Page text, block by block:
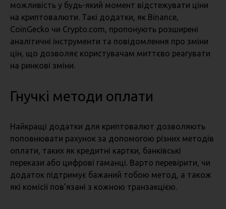
можливість у будь-який момент відстежувати ціни
на криптовалюти. Такі додатки, як Binance,
CoinGecko чи Crypto.com, пропонують розширені
аналітичні інструменти та повідомлення про зміни
цін, що дозволяє користувачам миттєво реагувати
на ринкові зміни.
Гнучкі методи оплати
Найкращі додатки для криптовалют дозволяють
поповнювати рахунок за допомогою різних методів
оплати, таких як кредитні картки, банківські
перекази або цифрові гаманці. Варто перевірити, чи
додаток підтримує бажаний тобою метод, а також
які комісії пов’язані з кожною транзакцією.